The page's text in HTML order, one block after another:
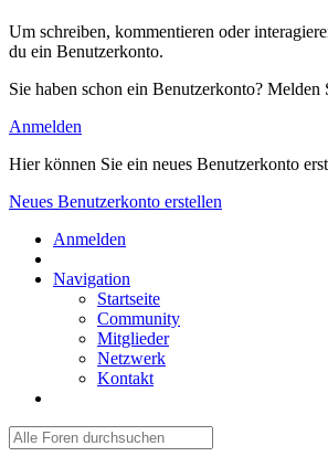
Um schreiben, kommentieren oder
du ein Benutzerkonto.
Sie haben schon ein Benutzerkonto? Melden
Anmelden
Hier können Sie ein neues Benutzerkonto
Neues Benutzerkonto erstellen
Anmelden
Navigation
Startseite
Community
Mitglieder
Netzwerk
Kontakt